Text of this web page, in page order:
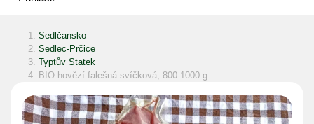
Sedlčansko
Sedlec-Prčice
Typtův Statek
BIO hovězí falešná svíčková, 800-1000 g